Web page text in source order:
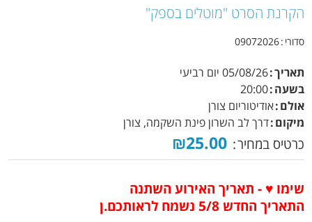
הקרנת הסרט "מוטלים בספק"
סדורי 09072026
תאריך 05/08/26 יום רביעי
בשעה 20:00
אולם אודיטוריום צורן
מיקום דרך לב השרון פינת השקמה, צורן
כרטיס במחיר ₪25.00
שימו ♥ - תאריך האירוע השתנה
התאריך החדש 5/8 נשמח לראותכם.ן